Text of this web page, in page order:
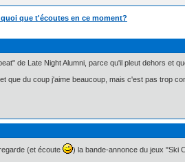
que t'écoutes en ce moment?
de Late Night Alumni, parce qu'il pleut dehors et
que du coup j'aime beaucoup, mais c'est pas trop
(et écoute ) la bande-annonce du jeux "Ski